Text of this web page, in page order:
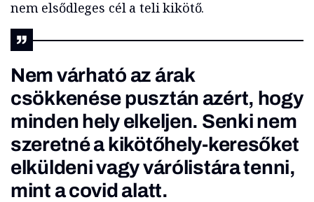
nem elsődleges cél a teli kikötő.
Nem várható az árak
csökkenése pusztán azért, hogy
minden hely elkeljen. Senki nem
szeretné a kikötőhely-keresőket
elküldeni vagy várólistára tenni,
mint a covid alatt.